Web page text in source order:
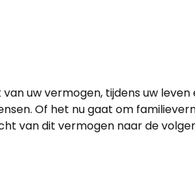
uw vermogen, tijdens uw leven
Of het nu gaat om
van dit vermogen naar de